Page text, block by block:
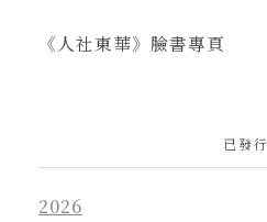
《人社東華》臉書專頁
已發行
2026